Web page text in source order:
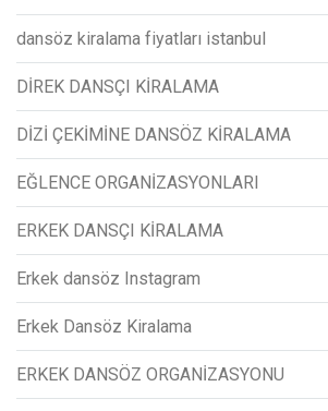
dansöz kiralama fiyatları istanbul
DİREK DANSÇI KİRALAMA
DİZİ ÇEKİMİNE DANSÖZ KİRALAMA
EĞLENCE ORGANİZASYONLARI
ERKEK DANSÇI KİRALAMA
Erkek dansöz Instagram
Erkek Dansöz Kiralama
ERKEK DANSÖZ ORGANİZASYONU